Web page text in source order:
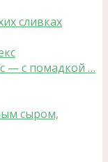
сливках
— с помадкой …
сыром,